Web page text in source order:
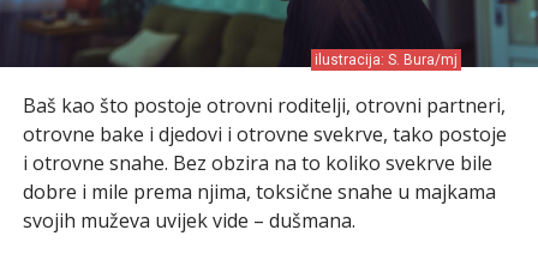
ilustracija: S. Bura/mj
Baš kao što postoje otrovni roditelji, otrovni partneri,
otrovne bake i djedovi i otrovne svekrve, tako postoje
i otrovne snahe. Bez obzira na to koliko svekrve bile
dobre i mile prema njima, toksične snahe u majkama
svojih muževa uvijek vide – dušmana.